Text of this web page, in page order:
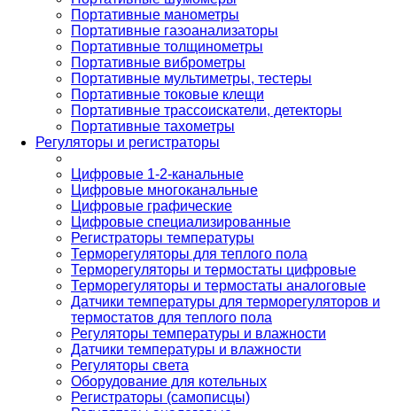
Портативные манометры
Портативные газоанализаторы
Портативные толщинометры
Портативные виброметры
Портативные мультиметры, тестеры
Портативные токовые клещи
Портативные трассоискатели, детекторы
Портативные тахометры
Регуляторы и регистраторы
Цифровые 1-2-канальные
Цифровые многоканальные
Цифровые графические
Цифровые специализированные
Регистраторы температуры
Терморегуляторы для теплого пола
Терморегуляторы и термостаты цифровые
Терморегуляторы и термостаты аналоговые
Датчики температуры для терморегуляторов и
термостатов для теплого пола
Регуляторы температуры и влажности
Датчики температуры и влажности
Регуляторы света
Оборудование для котельных
Регистраторы (самописцы)